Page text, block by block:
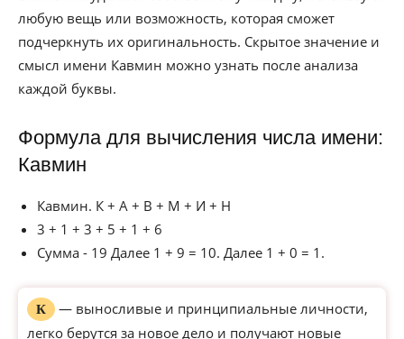
любую вещь или возможность, которая сможет
подчеркнуть их оригинальность. Скрытое значение и
смысл имени Кавмин можно узнать после анализа
каждой буквы.
Формула для вычисления числа имени:
Кавмин
Кавмин. К + А + В + М + И + Н
3 + 1 + 3 + 5 + 1 + 6
Сумма - 19 Далее 1 + 9 = 10. Далее 1 + 0 = 1.
К
— выносливые и принципиальные личности,
легко берутся за новое дело и получают новые